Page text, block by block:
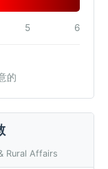
5 6
的
Rural Affairs